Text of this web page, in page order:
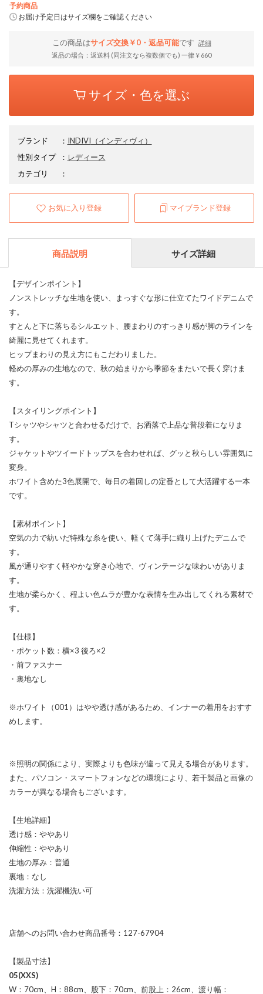
予約商品
お届け予定日はサイズ欄をご確認ください
この商品はサイズ交換￥0・返品可能です
詳細
返品の場合：返送料 (同注文なら複数個でも) 一律￥660
サイズ・色を選ぶ
ブランド ： INDIVI （インディヴィ）
性別タイプ
： レディース
カテゴリ
：
お気に入り登録 マイブランド登録
商品説明 サイズ詳細
【デザインポイント】
ノンストレッチな生地を使い、まっすぐな形に仕立てたワイドデニムで
す。
すとんと下に落ちるシルエット、腰まわりのすっきり感が脚のラインを
綺麗に見せてくれます。
ヒップまわりの見え方にもこだわりました。
軽めの厚みの生地なので、秋の始まりから季節をまたいで長く穿けま
す。
【スタイリングポイント】
Tシャツやシャツと合わせるだけで、お洒落で上品な普段着になりま
す。
ジャケットやツイードトップスを合わせれば、グッと秋らしい雰囲気に
変身。
ホワイト含めた3色展開で、毎日の着回しの定番として大活躍する一本
です。
【素材ポイント】
空気の力で紡いだ特殊な糸を使い、軽くて薄手に織り上げたデニムで
す。
風が通りやすく軽やかな穿き心地で、ヴィンテージな味わいがありま
す。
生地が柔らかく、程よい色ムラが豊かな表情を生み出してくれる素材で
す。
【仕様】
・ポケット数：横×3 後ろ×2
・前ファスナー
・裏地なし
※ホワイト（001）はやや透け感があるため、インナーの着用をおすす
めします。
※照明の関係により、実際よりも色味が違って見える場合があります。
また、パソコン・スマートフォンなどの環境により、若干製品と画像の
カラーが異なる場合もございます。
【生地詳細】
透け感：ややあり
伸縮性：ややあり
生地の厚み：普通
裏地：なし
洗濯方法：洗濯機洗い可
店舗へのお問い合わせ商品番号：127-67904
【製品寸法】
05(XXS)
W：70cm、H：88cm、股下：70cm、前股上：26cm、渡り幅：